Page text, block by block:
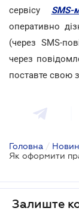
сервісу
оперативно
(через SMS-
через
поставте свою
Головна /
Залиште